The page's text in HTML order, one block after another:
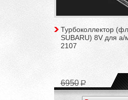
Турбоколлектор
SUBARU) 8V для
2107
6950